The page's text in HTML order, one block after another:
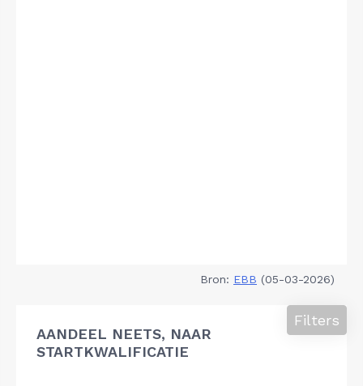
Bron: EBB (05-03-2026)
AANDEEL NEETS, NAAR
STARTKWALIFICATIE
Filters